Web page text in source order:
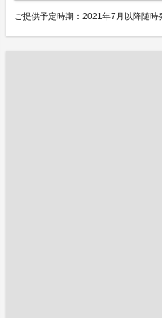
ご提供予定時期：2021年7月以降随時